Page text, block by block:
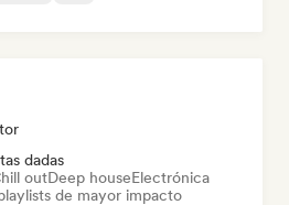
dadas
outDeep houseElectrónica
de mayor impacto